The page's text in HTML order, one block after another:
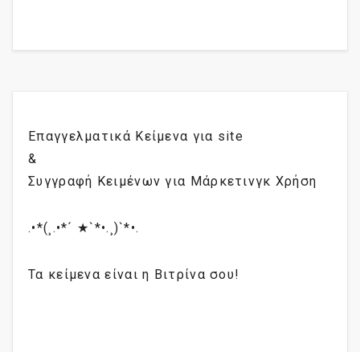
Επαγγελματικά Κείμενα για site
&
Συγγραφή Κειμένων για Μάρκετινγκ Χρήση
.•*(¸.•*´ ★`*•.¸)`*•.
Τα κείμενα είναι η Βιτρίνα σου!